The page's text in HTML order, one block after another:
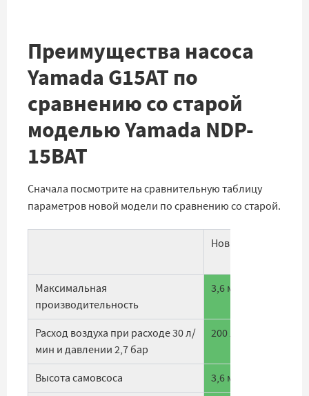
Преимущества насоса
Yamada G15AT по
сравнению со старой
моделью Yamada NDP-
15BAT
Сначала посмотрите на сравнительную таблицу
параметров новой модели по сравнению со старой.
Новый насос
Максимальная
производительность
3,6 м³/час (60 л/
Расход воздуха при расходе 30 л/
мин и давлении 2,7 бар
200 л/мин
Высота самовсоса 3,6 метра